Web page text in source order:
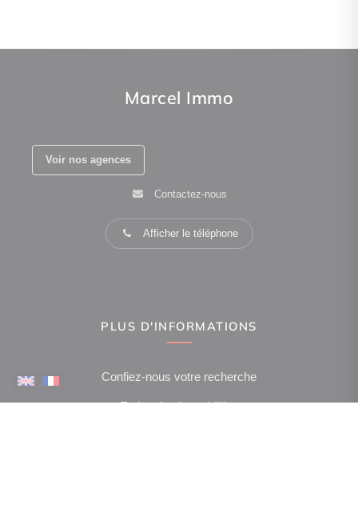
Marcel Immo
Voir nos agences
Contactez-nous
Afficher le téléphone
PLUS D'INFORMATIONS
Confiez-nous votre recherche
Estimation immobilière